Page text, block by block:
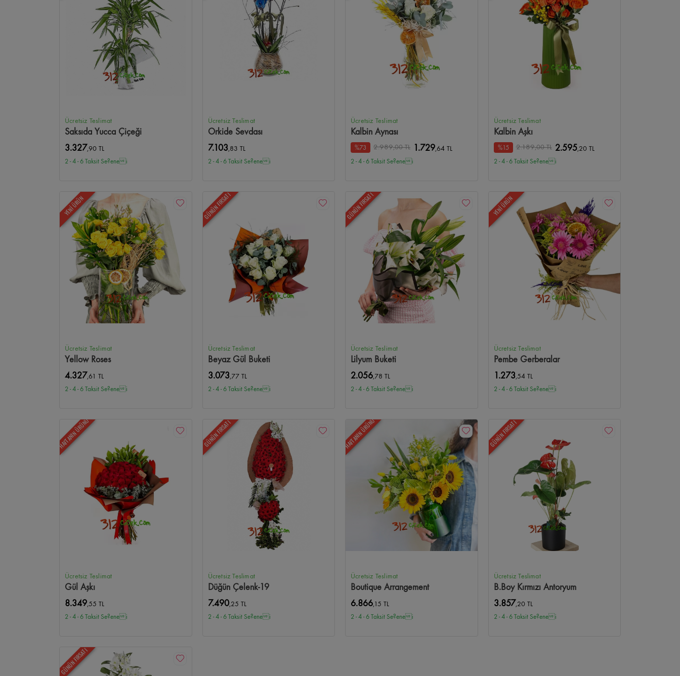
Ücretsiz Teslimat
Saksıda Yucca Çiçeği
3.327,90 TL
2 - 4 - 6 Taksit Se?enei
Ücretsiz Teslimat
Orkide Sevdası
7.103,83 TL
2 - 4 - 6 Taksit Se?enei
Ücretsiz Teslimat
Kalbin Aynası
%73 2.989,00 TL 1.729,64 TL
2 - 4 - 6 Taksit Se?enei
Ücretsiz Teslimat
Kalbin Aşkı
%15 2.189,00 TL 2.595,20 TL
2 - 4 - 6 Taksit Se?enei
YENİ ÜRÜN
Ücretsiz Teslimat
Yellow Roses
4.327,61 TL
2 - 4 - 6 Taksit Se?enei
GÜNÜN FIRSATI
Ücretsiz Teslimat
Beyaz Gül Buketi
3.073,77 TL
2 - 4 - 6 Taksit Se?enei
GÜNÜN FIRSATI
Ücretsiz Teslimat
Lilyum Buketi
2.056,78 TL
2 - 4 - 6 Taksit Se?enei
YENİ ÜRÜN
Ücretsiz Teslimat
Pembe Gerberalar
1.273,54 TL
2 - 4 - 6 Taksit Se?enei
HAFTANIN ÜRÜNÜ
Ücretsiz Teslimat
Gül Aşkı
8.349,55 TL
2 - 4 - 6 Taksit Se?enei
GÜNÜN FIRSATI
Ücretsiz Teslimat
Düğün Çelenk-19
7.490,25 TL
2 - 4 - 6 Taksit Se?enei
HAFTANIN ÜRÜNÜ
Ücretsiz Teslimat
Boutique Arrangement
6.866,15 TL
2 - 4 - 6 Taksit Se?enei
GÜNÜN FIRSATI
Ücretsiz Teslimat
B.Boy Kırmızı Antoryum
3.857,20 TL
2 - 4 - 6 Taksit Se?enei
GÜNÜN FIRSATI